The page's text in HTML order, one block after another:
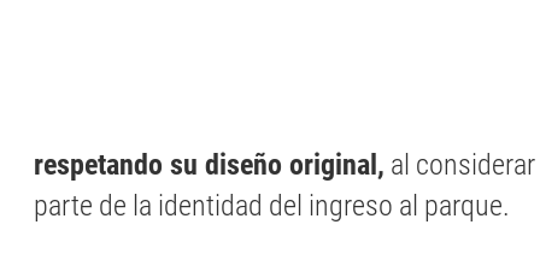
respetando su diseño original, al
parte de la identidad del ingreso al parque.